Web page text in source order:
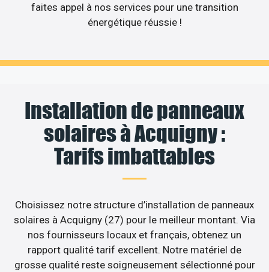
faites appel à nos services pour une transition
énergétique réussie !
Installation de panneaux
solaires à Acquigny :
Tarifs imbattables
Choisissez notre structure d’installation de panneaux
solaires à Acquigny (27) pour le meilleur montant. Via
nos fournisseurs locaux et français, obtenez un
rapport qualité tarif excellent. Notre matériel de
grosse qualité reste soigneusement sélectionné pour